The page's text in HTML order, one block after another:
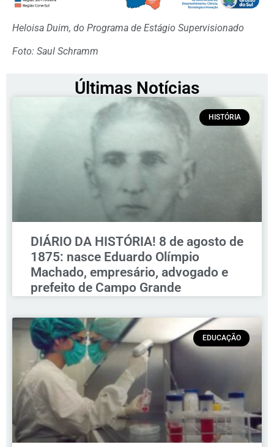
Heloisa Duim, do Programa de Estágio Supervisionado
Foto: Saul Schramm
Últimas Notícias
HISTÓRIA
DIÁRIO DA HISTÓRIA! 8 de agosto de
1875: nasce Eduardo Olímpio
Machado, empresário, advogado e
prefeito de Campo Grande
EDUCAÇÃO